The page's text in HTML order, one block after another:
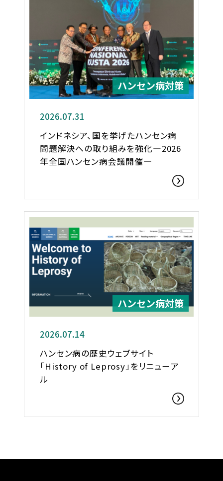
ハンセン病対策
2026.07.31
インドネシア、国を挙げたハンセン病
問題解決への取り組みを強化―2026
年全国ハンセン病会議開催―
ハンセン病対策
2026.07.14
ハンセン病の歴史ウェブサイト
「History of Leprosy」をリニューア
ル